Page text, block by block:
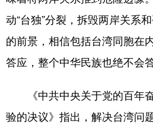
动“台独”分裂，拆毁两岸关系
的前景，相信包括台湾同胞在
答应，整个中华民族也绝不会答
《中共中央关于党的百年
验的决议》指出，解决台湾问